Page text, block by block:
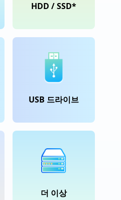
HDD / SSD*
USB 드라이브
더 이상